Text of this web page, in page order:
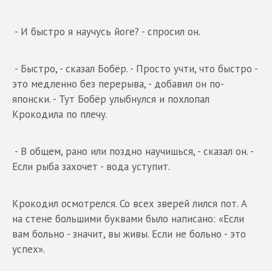
- И быстро я научусь йоге? - спросил он.
- Быстро, - сказал Бобёр. - Просто учти, что быстро -
это медленно без перерыва, - добавил он по-
японски. - Тут Бобёр улыбнулся и похлопал
Крокодила по плечу.
- В общем, рано или поздно научишься, - сказал он. -
Если рыба захочет - вода уступит.
Крокодил осмотрелся. Со всех зверей лился пот. А
на стене большими буквами было написано: «Если
вам больно - значит, вы живы. Если не больно - это
успех».